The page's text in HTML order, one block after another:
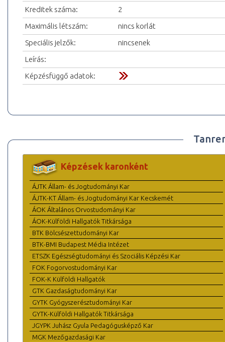
Kreditek száma:
2
Maximális létszám:
nincs korlát
Speciális jelzők:
nincsenek
Leírás:
Képzésfüggő adatok:
Képzések karonként
ÁJTK Állam- és Jogtudományi Kar
ÁJTK-KT Állam- és Jogtudományi Kar Kecskemét
ÁOK Általános Orvostudományi Kar
ÁOK-Külföldi Hallgatók Titkársága
BTK Bölcsészettudományi Kar
BTK-BMI Budapest Média Intézet
ETSZK Egészségtudományi és Szociális Képzési Kar
FOK Fogorvostudományi Kar
FOK-K Külföldi Hallgatók
GTK Gazdaságtudományi Kar
GYTK Gyógyszerésztudományi Kar
GYTK-Külföldi Hallgatók Titkársága
JGYPK Juhász Gyula Pedagógusképző Kar
MGK Mezőgazdasági Kar